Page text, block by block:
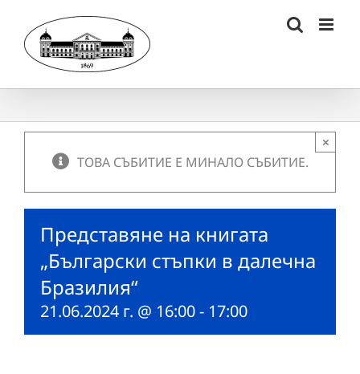
content
ТОВА СЪБИТИЕ Е МИНАЛО СЪБИТИЕ.
×
Представяне на книгата
„Български стъпки в далечна
Бразилия“
21.06.2024 г. @ 16:00- 17:00